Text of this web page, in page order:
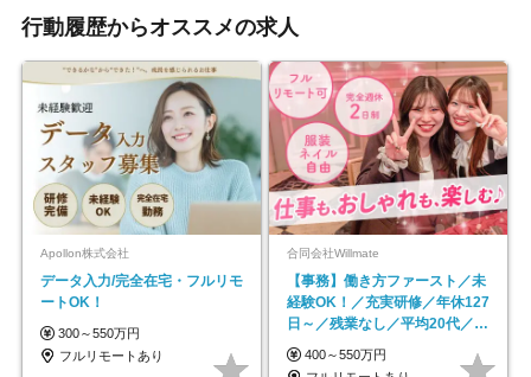
行動履歴からオススメの求人
Apollon株式会社
データ入力/完全在宅・フルリモ
ートOK！
300～550万円
フルリモートあり
合同会社Willmate
【事務】働き方ファースト／未
経験OK！／充実研修／年休127
日～／残業なし／平均20代／リ
モートOK
400～550万円